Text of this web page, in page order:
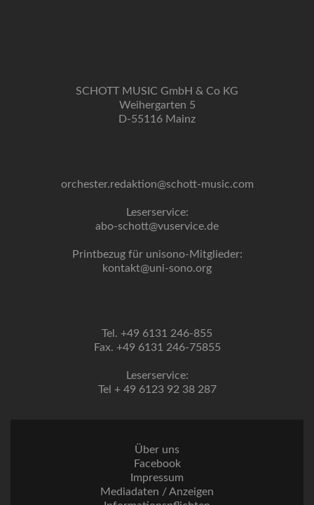
SCHOTT MUSIC GmbH & Co KG
Weihergarten 5
D-55116 Mainz
orchester.redaktion@schott-music.com
Leserservice:
abo-schott@vuservice.de
Printbezug für unisono-Mitglieder:
kontakt@uni-sono.org
Tel. +49 6131 246-855
Fax. +49 6131 246-75855
Leserservice:
Tel + 49 6123 92 38 287
Über uns
Facebook
Impressum
Mediadaten / Anzeigen